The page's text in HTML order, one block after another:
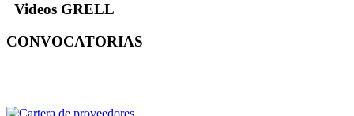
Videos GRELL
CONVOCATORIAS